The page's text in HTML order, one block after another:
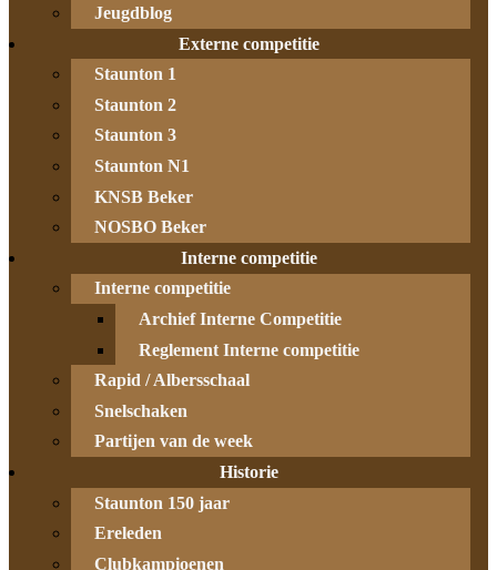
Jeugdblog
Externe competitie
Staunton 1
Staunton 2
Staunton 3
Staunton N1
KNSB Beker
NOSBO Beker
Interne competitie
Interne competitie
Archief Interne Competitie
Reglement Interne competitie
Rapid / Albersschaal
Snelschaken
Partijen van de week
Historie
Staunton 150 jaar
Ereleden
Clubkampioenen